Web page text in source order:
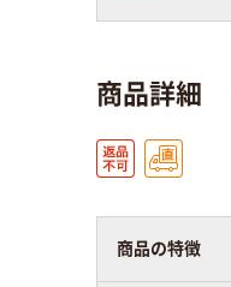
商品詳細
商品の特徴